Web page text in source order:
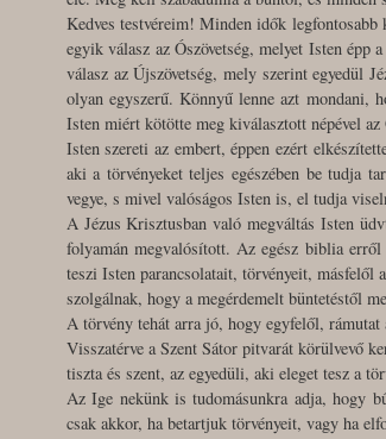
Kedves testvéreim! Minden idők legfontosabb
egyik válasz az Ószövetség, melyet Isten
válasz az Újszövetség, mely szerint egyedül
olyan egyszerű. Könnyű lenne azt mondani,
Isten miért kötötte meg kiválasztott népével az
Isten szereti az embert, éppen ezért
aki a törvényeket teljes egészében be tudja
vegye, s mivel valóságos Isten is, el tudja
A Jézus Krisztusban való megváltás Isten
folyamán megvalósított. Az egész biblia
teszi Isten parancsolatait, törvényeit, másfelől
szolgálnak, hogy a megérdemelt büntetéstől
A törvény tehát arra jó, hogy egyfelől, rámutat
Visszatérve a Szent Sátor pitvarát körülvevő
tiszta és szent, az egyedüli, aki eleget tesz a
Az Ige nekünk is tudomásunkra adja, hogy
csak akkor, ha betartjuk törvényeit, vagy ha